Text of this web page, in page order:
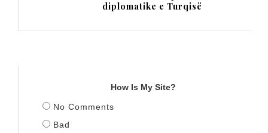
diplomatike e Turqisë
How Is My Site?
No Comments
Bad